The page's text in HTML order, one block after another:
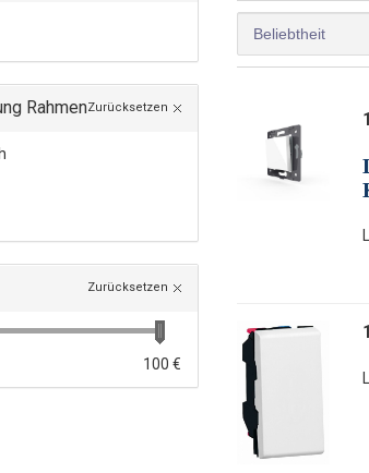
RahmenZurücksetzen
Zurücksetzen
100 €